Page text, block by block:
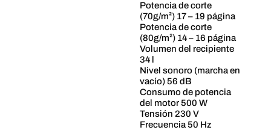
Potencia de corte
(70g/m²) 17 – 19 página
Potencia de corte
(80g/m²) 14 – 16 página
Volumen del recipiente
34 l
Nivel sonoro (marcha en
vacío) 56 dB
Consumo de potencia
del motor 500 W
Tensión 230 V
Frecuencia 50 Hz